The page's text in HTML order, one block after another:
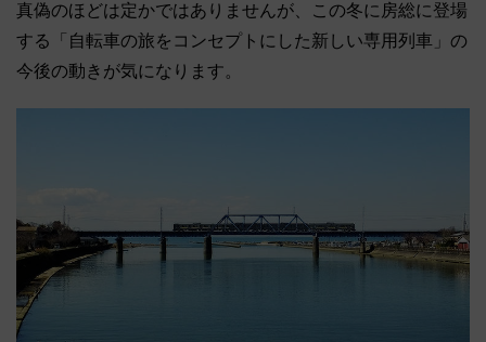
真偽のほどは定かではありませんが、この冬に房総に登場
する「自転車の旅をコンセプトにした新しい専用列車」の
今後の動きが気になります。